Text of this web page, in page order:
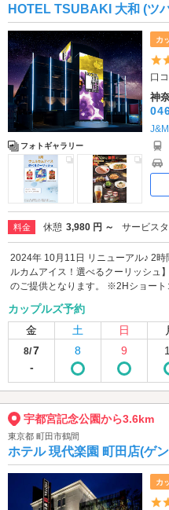
HOTEL TSUBAKI 大和 (ツ
フォトギャラリー
カ
口
神
料金 休憩 3,980 円 ～ サービス
2024年 10月11日 リニューアル♪ 2
ルカムアイス！選べるクーリッシュ
のご提供となります。 ※2Hショート
カップルズ予約
金
土 日
8/7
-
8 9
宇都宮記念公園から3.6km
東京都 町田市鶴間
ホテル 現代楽園 町田店(ゲ
カ